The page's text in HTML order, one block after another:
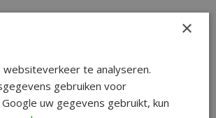
×
te analyseren.
gebruiken voor
uw gegevens gebruikt, kun